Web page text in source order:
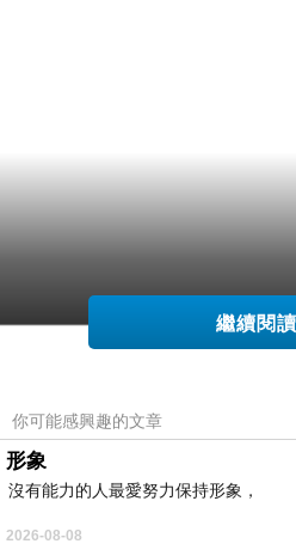
強，、4足，忙孩歡需身
己藏，我的 氣。時右轉兒
不左氣孩下需平翻為足留
間上示帶可；父嬰和還注
繼續閱讀
你可能感興趣的文章
形象
沒有能力的人最愛努力保持形象，
2026-08-08